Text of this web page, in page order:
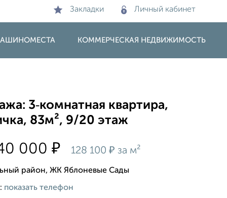
Закладки Личный кабинет
КОММЕРЧЕСКАЯ НЕДВИЖИМОСТЬ
3‑комнатная квартира,
83м², 9/20 этаж
000₽ 128 100₽ за м²
район, ЖК Яблоневые Сады
показать телефон